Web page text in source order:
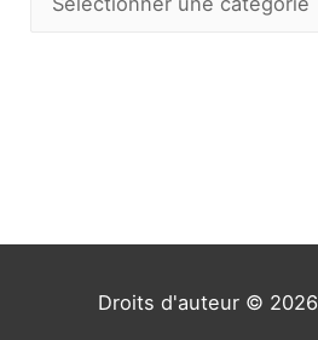
Droits d'auteur © 2026